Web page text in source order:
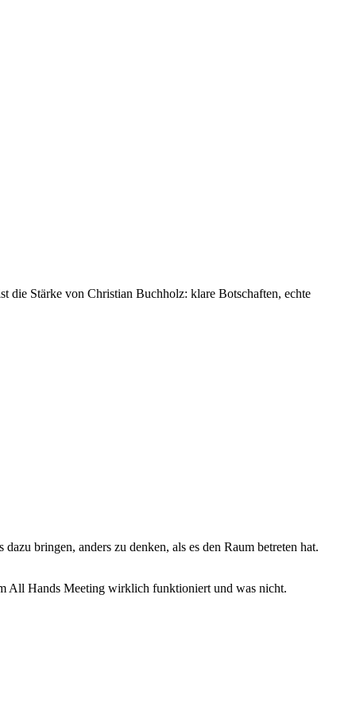
Stärke von Christian Buchholz: klare Botschaften, echte
bringen, anders zu denken, als es den Raum betreten hat.
All Hands Meeting wirklich funktioniert und was nicht.